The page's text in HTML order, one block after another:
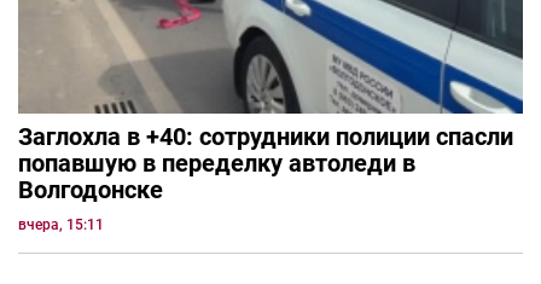
Заглохла в +40: сотрудники полиции спасли
попавшую в переделку автоледи в
Волгодонске
вчера, 15:11